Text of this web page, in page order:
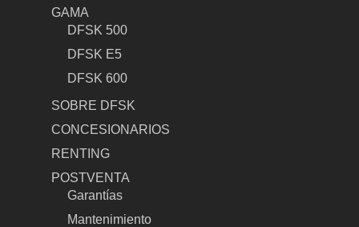
GAMA
DFSK 500
DFSK E5
DFSK 600
SOBRE DFSK
CONCESIONARIOS
RENTING
POSTVENTA
Garantías
Mantenimiento